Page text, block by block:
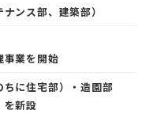
ンス部、建築部）
事業を開始
に住宅部）・造園部
を新設